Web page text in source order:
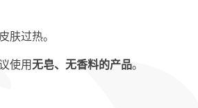
肤过热。
使用无皂、无香料的产品。